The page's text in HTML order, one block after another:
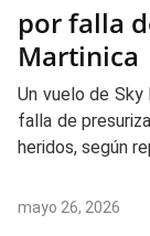
por falla
Martinica
Un vuelo de Sky
falla de
heridos, según
mayo 26, 2026